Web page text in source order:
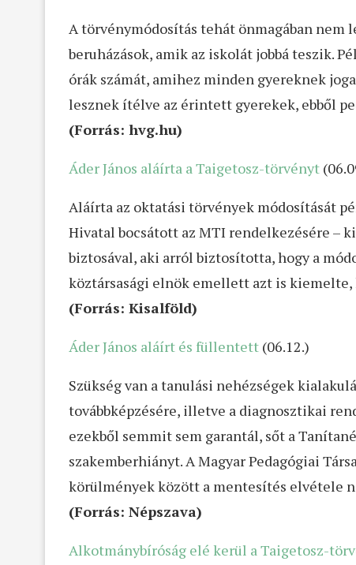
A törvénymódosítás tehát önmagában nem
beruházások, amik az iskolát jobbá teszik.
órák számát, amihez minden gyereknek
lesznek ítélve az érintett gyerekek, ebből
(Forrás: hvg.hu)
Áder János aláírta a Taigetosz-törvényt
Aláírta az oktatási törvények módosítását
Hivatal bocsátott az MTI rendelkezésére –
biztosával, aki arról biztosította, hogy a
köztársasági elnök emellett azt is kiemelte,
(Forrás: Kisalföld)
Áder János aláírt és füllentett (06.12.)
Szükség van a tanulási nehézségek
továbbképzésére, illetve a diagnosztikai
ezekből semmit sem garantál, sőt a
szakemberhiányt. A Magyar Pedagógiai
körülmények között a mentesítés elvétele
(Forrás: Népszava)
Alkotmánybíróság elé kerül a Taigetosz-